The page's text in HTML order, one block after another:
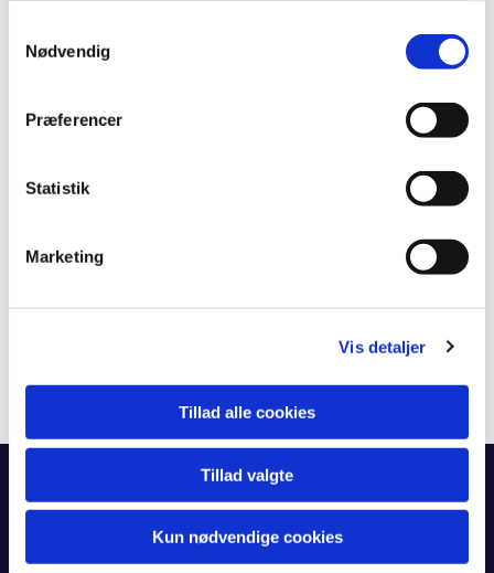
Nødvendig
Præferencer
Statistik
Marketing
Vis detaljer
Tillad alle cookies
Tillad valgte
Kun nødvendige cookies
Forside
Kunst i kirken og kirkehuset